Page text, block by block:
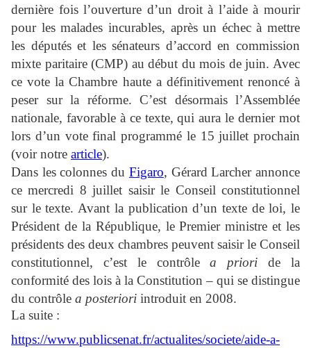
dernière fois l’ouverture d’un droit à l’aide à mourir
pour les malades incurables, après un échec à mettre
les députés et les sénateurs d’accord en commission
mixte paritaire (CMP) au début du mois de juin. Avec
ce vote la Chambre haute a définitivement renoncé à
peser sur la réforme. C’est désormais l’Assemblée
nationale, favorable à ce texte, qui aura le dernier mot
lors d’un vote final programmé le 15 juillet prochain
(voir notre article).
Dans les colonnes du Figaro, Gérard Larcher annonce
ce mercredi 8 juillet saisir le Conseil constitutionnel
sur le texte. Avant la publication d’un texte de loi, le
Président de la République, le Premier ministre et les
présidents des deux chambres peuvent saisir le Conseil
constitutionnel, c’est le contrôlea priori de la
conformité des lois à la Constitution – qui se distingue
du contrôle a posteriori introduit en 2008.
La suite :
https://www.publicsenat.fr/actualites/societe/aide-a-